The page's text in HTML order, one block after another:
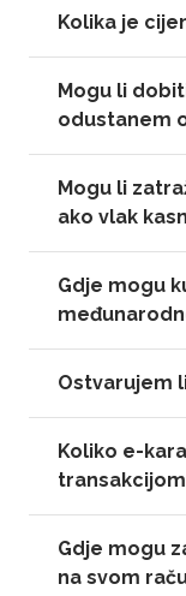
Kolika je
Mogu li
odustanem
Mogu li
ako vlak
Gdje mogu
Ostvarujem
Koliko e-
Gdje mogu
na svom